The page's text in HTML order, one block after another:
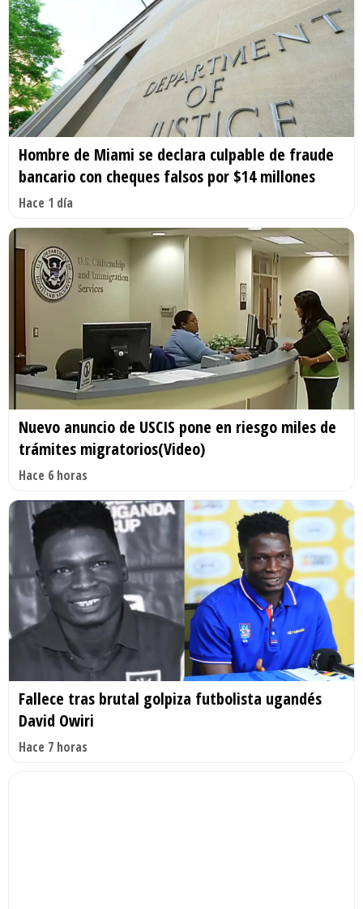
Hombre de Miami se declara culpable de fraude
bancario con cheques falsos por $14 millones
Hace 1 día
Nuevo anuncio de USCIS pone en riesgo miles de
trámites migratorios(Video)
Hace 6 horas
Fallece tras brutal golpiza futbolista ugandés
David Owiri
Hace 7 horas